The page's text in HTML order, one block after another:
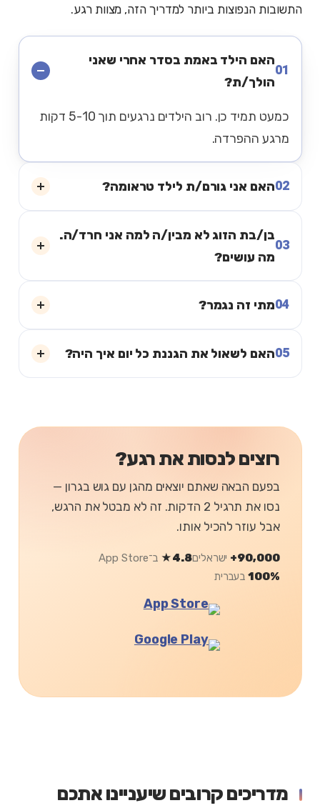
התשובות הנפוצות ביותר למדריך הזה, מצוות רגע.
01
האם הילד באמת בסדר אחרי שאני
הולך/ת?
כמעט תמיד כן. רוב הילדים נרגעים תוך 5-10 דקות
מרגע ההפרדה.
02האם אני גורם/ת לילד טראומה?
03
בן/בת הזוג לא מבין/ה למה אני חרד/ה.
מה עושים?
04מתי זה נגמר?
05האם לשאול את הגננת כל יום איך היה?
רוצים לנסות את רגע?
בפעם הבאה שאתם יוצאים מהגן עם גוש בגרון —
נסו את תרגיל 2 הדקות. זה לא מבטל את הרגש,
אבל עוזר להכיל אותו.
90,000+ ישראלים4.8★
ב־App Store
100%בעברית
מדריכים קרובים שיעניינו אתכם